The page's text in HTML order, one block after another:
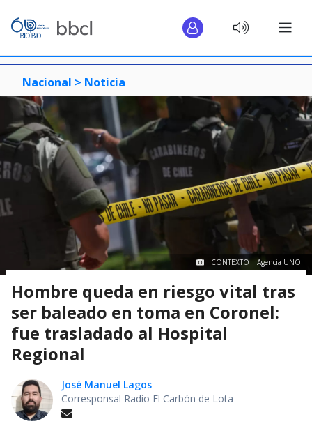
Nacional > Noticia
CONTEXTO | Agencia UNO
Hombre queda en riesgo vital tras
ser baleado en toma en Coronel:
fue trasladado al Hospital
Regional
José Manuel Lagos
Corresponsal Radio El Carbón de Lota